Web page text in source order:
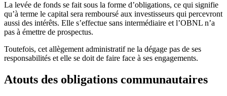
La levée de fonds se fait sous la forme d’obligations, ce qui signifie
qu’à terme le capital sera remboursé aux investisseurs qui percevront
aussi des intérêts. Elle s’effectue sans intermédiaire et l’OBNL n’a
pas à émettre de prospectus.
Toutefois, cet allègement administratif ne la dégage pas de ses
responsabilités et elle se doit de faire face à ses engagements.
Atouts des obligations communautaires